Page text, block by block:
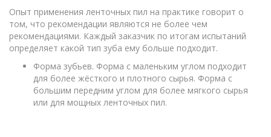
Опыт применения ленточных пил на практике говорит о
том, что рекомендации являются не более чем
рекомендациями. Каждый заказчик по итогам испытаний
определяет какой тип зуба ему больше подходит.
Форма зубьев. Форма с маленьким углом подходит
для более жёсткого и плотного сырья. Форма с
большим передним углом для более мягкого сырья
или для мощных ленточных пил.